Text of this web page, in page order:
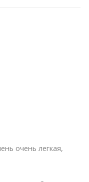
очень легкая,